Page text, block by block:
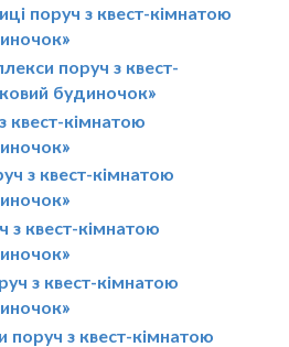
поруч з квест-кімнатою
поруч з квест-
будиночок»
квест-кімнатою
з квест-кімнатою
з квест-кімнатою
з квест-кімнатою
поруч з квест-кімнатою